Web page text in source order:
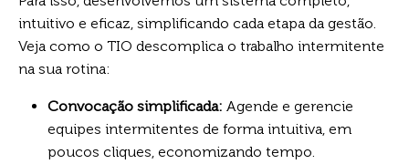
intuitivo e eficaz, simplificando cada etapa da gestão.
Veja como o TIO descomplica o trabalho intermitente
na sua rotina:
Convocação simplificada: Agende e gerencie
equipes intermitentes de forma intuitiva, em
poucos cliques, economizando tempo.